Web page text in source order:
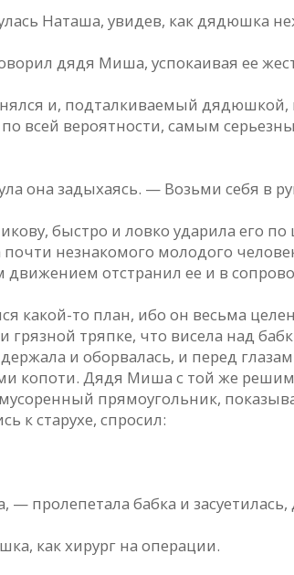
Наташа, увидев, как дядюшка
дядя Миша, успокаивая ее
и, подталкиваемый
всей вероятности, самым
она задыхаясь. — Возьми себя в
быстро и ловко ударила его
незнакомого молодого
движением отстранил ее и в
какой-то план, ибо он весьма
тряпке, что висела над
и оборвалась, и перед
копоти. Дядя Миша с той же
прямоугольник,
к старухе, спросил:
пролепетала бабка и
как хирург на операции.